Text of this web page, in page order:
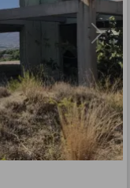
Next